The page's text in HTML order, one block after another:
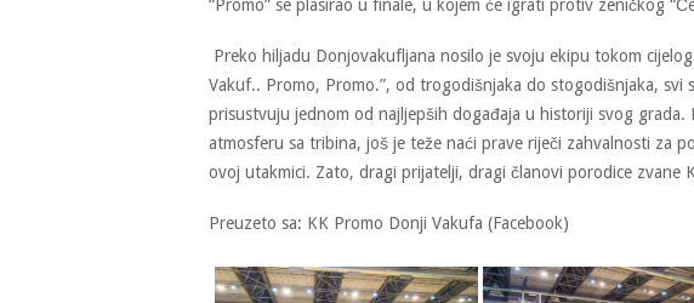
“Promo” se plasirao u finale, u kojem će igrati protiv zeničkog
Preko hiljadu Donjovakufljana nosilo je svoju ekipu tokom
Vakuf.. Promo, Promo.”, od trogodišnjaka do stogodišnjaka, svi
prisustvuju jednom od najljepših događaja u historiji svog
atmosferu sa tribina, još je teže naći prave riječi zahvalnosti za
ovoj utakmici. Zato, dragi prijatelji, dragi članovi porodice zvane
Preuzeto sa: KK Promo Donji Vakufa (Facebook)